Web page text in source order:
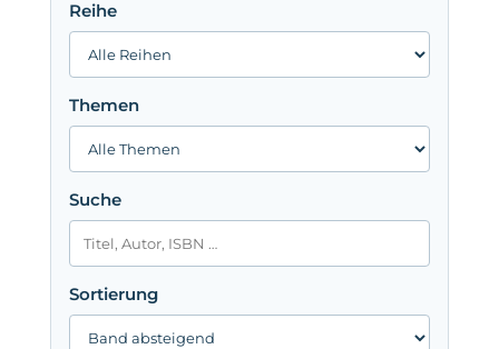
Reihe
Themen
Suche
Sortierung